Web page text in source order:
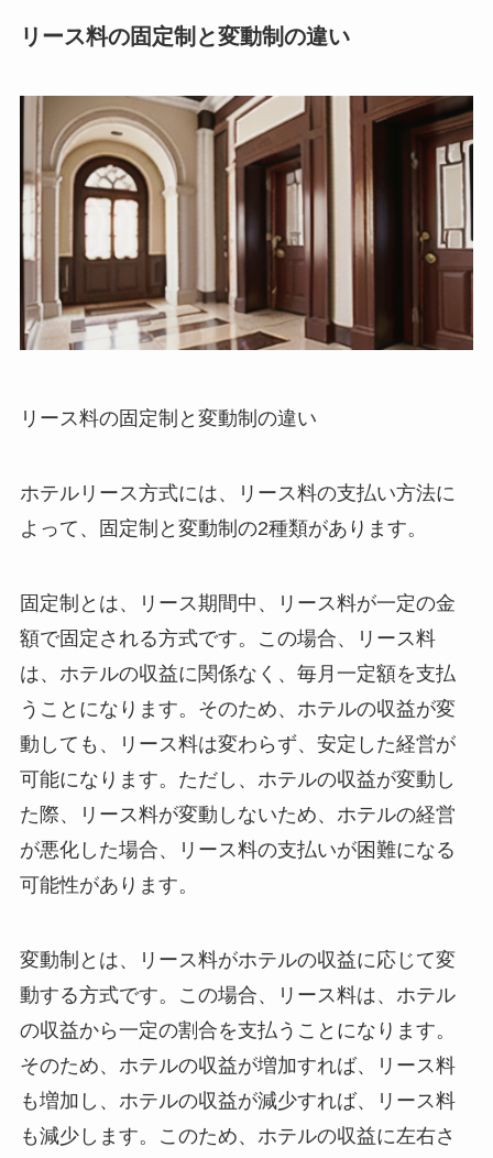
リース料の固定制と変動制の違い
リース料の固定制と変動制の違い
ホテルリース方式には、リース料の支払い方法に
よって、固定制と変動制の2種類があります。
固定制とは、リース期間中、リース料が一定の金
額で固定される方式です。この場合、リース料
は、ホテルの収益に関係なく、毎月一定額を支払
うことになります。そのため、ホテルの収益が変
動しても、リース料は変わらず、安定した経営が
可能になります。ただし、ホテルの収益が変動し
た際、リース料が変動しないため、ホテルの経営
が悪化した場合、リース料の支払いが困難になる
可能性があります。
変動制とは、リース料がホテルの収益に応じて変
動する方式です。この場合、リース料は、ホテル
の収益から一定の割合を支払うことになります。
そのため、ホテルの収益が増加すれば、リース料
も増加し、ホテルの収益が減少すれば、リース料
も減少します。このため、ホテルの収益に左右さ